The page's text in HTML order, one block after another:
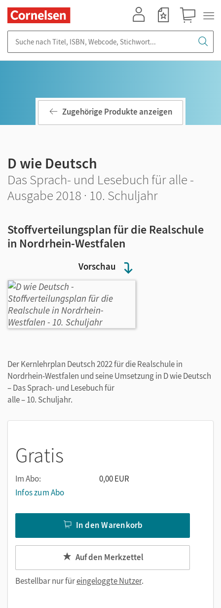
Vorschau
Zugehörige Produkte anzeigen
D wie Deutsch
Das Sprach- und Lesebuch für alle -
Ausgabe 2018 · 10. Schuljahr
Stoffverteilungsplan für die Realschule
in Nordrhein-Westfalen
Der Kernlehrplan Deutsch 2022 für die Realschule in
Nordrhein-Westfalen und seine Umsetzung in D wie Deutsch
– Das Sprach- und Lesebuch für
alle – 10. Schuljahr.
Gratis
Im Abo:
0,00 EUR
Infos zum Abo
In den Warenkorb
Auf den Merkzettel
Bestellbar nur füreingeloggte Nutzer.